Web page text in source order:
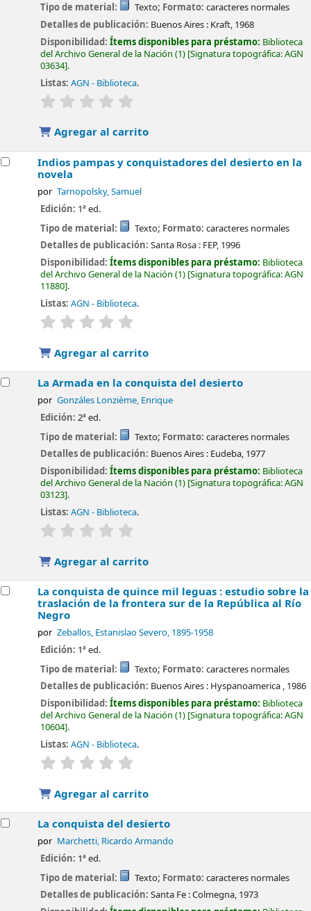
Tipo de material:
Texto; Formato: caracteres normales
Detalles de publicación: Buenos Aires : Kraft, 1968
Disponibilidad:Ítems disponibles para préstamo: Biblioteca
del Archivo General de la Nación (1) Signatura topográfica:AGN
03634 .
Listas: AGN - Biblioteca.
valoración
Agregar al carrito
Indios pampas y conquistadores del desierto en la
novela
por Tarnopolsky, Samuel
Edición: 1ª ed.
Tipo de material:
Texto; Formato: caracteres normales
Detalles de publicación:Santa Rosa : FEP, 1996
Disponibilidad:Ítems disponibles para préstamo: Biblioteca
del Archivo General de la Nación (1) Signatura topográfica:AGN
11880 .
Listas: AGN - Biblioteca.
valoración
Agregar al carrito
La Armada en la conquista del desierto
por Gonzáles Lonzième, Enrique
Edición:2ª ed.
Tipo de material:
Texto; Formato: caracteres normales
Detalles de publicación: Buenos Aires : Eudeba, 1977
Disponibilidad:Ítems disponibles para préstamo: Biblioteca
del Archivo General de la Nación (1) Signatura topográfica:AGN
03123 .
Listas: AGN - Biblioteca.
valoración
Agregar al carrito
La conquista de quince mil leguas : estudio sobre la
traslación de la frontera sur de la República al Río
Negro
por Zeballos, Estanislao Severo, 1895-1958
Edición: 1ª ed.
Tipo de material:
Texto; Formato: caracteres normales
Detalles de publicación: Buenos Aires : Hyspanoamerica , 1986
Disponibilidad:Ítems disponibles para préstamo: Biblioteca
del Archivo General de la Nación (1) Signatura topográfica:AGN
10604 .
Listas: AGN - Biblioteca.
valoración
Agregar al carrito
La conquista del desierto
por Marchetti, Ricardo Armando
Edición: 1ª ed.
Tipo de material:
Texto; Formato: caracteres normales
Detalles de publicación:Santa Fe :Colmegna, 1973